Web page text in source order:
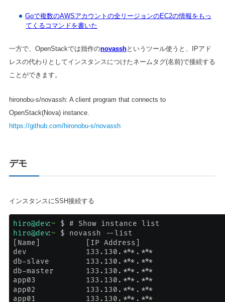
Goで複数のAWSアカウントの全リージョンのEC2の情報をもっ
てくるコマンドを書いた
一方で、OpenStackでは拙作のnovasshというツール使うと、IPアド
レスの代わりとしてインスタンスにつけたネームタグ(名前)で接続する
ことができます。
hironobu-s/novassh: A client program that connects to
OpenStack(Nova) instance.
https://github.com/hironobu-s/novassh
デモ
インスタンスにSSH接続する